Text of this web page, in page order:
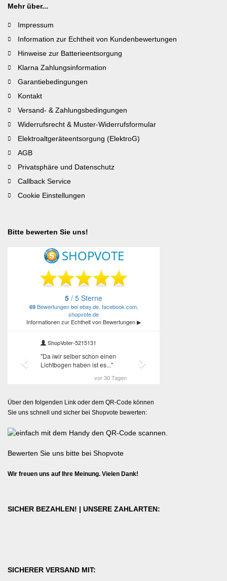
Mehr über...
Impressum
Information zur Echtheit von Kundenbewertungen
Hinweise zur Batterieentsorgung
Klarna Zahlungsinformation
Garantiebedingungen
Kontakt
Versand- & Zahlungsbedingungen
Widerrufsrecht & Muster-Widerrufsformular
Elektroaltgeräteentsorgung (ElektroG)
AGB
Privatsphäre und Datenschutz
Callback Service
Cookie Einstellungen
Bitte bewerten Sie uns!
Über den folgenden Link oder dem QR-Code können
Sie uns schnell und sicher bei Shopvote bewerten:
Bewerten Sie uns bitte bei Shopvote
Wir freuen uns auf Ihre Meinung. Vielen Dank!
SICHER BEZAHLEN! | UNSERE ZAHLARTEN:
SICHERER VERSAND MIT: